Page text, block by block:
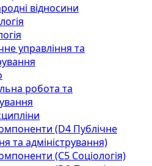
відносини
управління та
робота та
(D4 Публічне
та адміністрування)
(С5 Соціологія)